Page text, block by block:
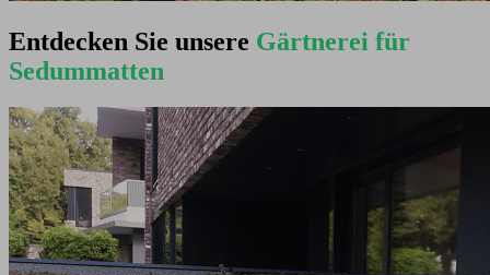
Entdecken Sie unsere Gärtnerei für
Sedummatten